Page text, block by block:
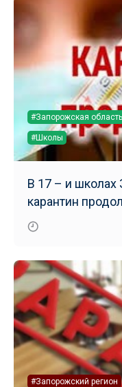
#Запорожская область
#Школы
В 17 – и школах
карантин
#Запорожский регион